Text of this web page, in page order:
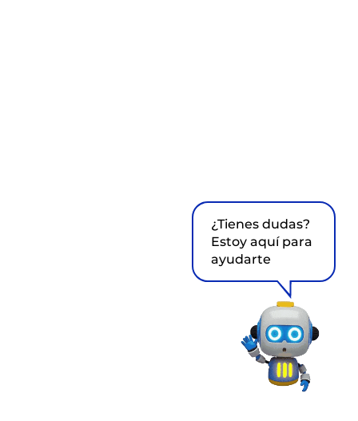
¿Tienes dudas?
Estoy aquí para
ayudarte